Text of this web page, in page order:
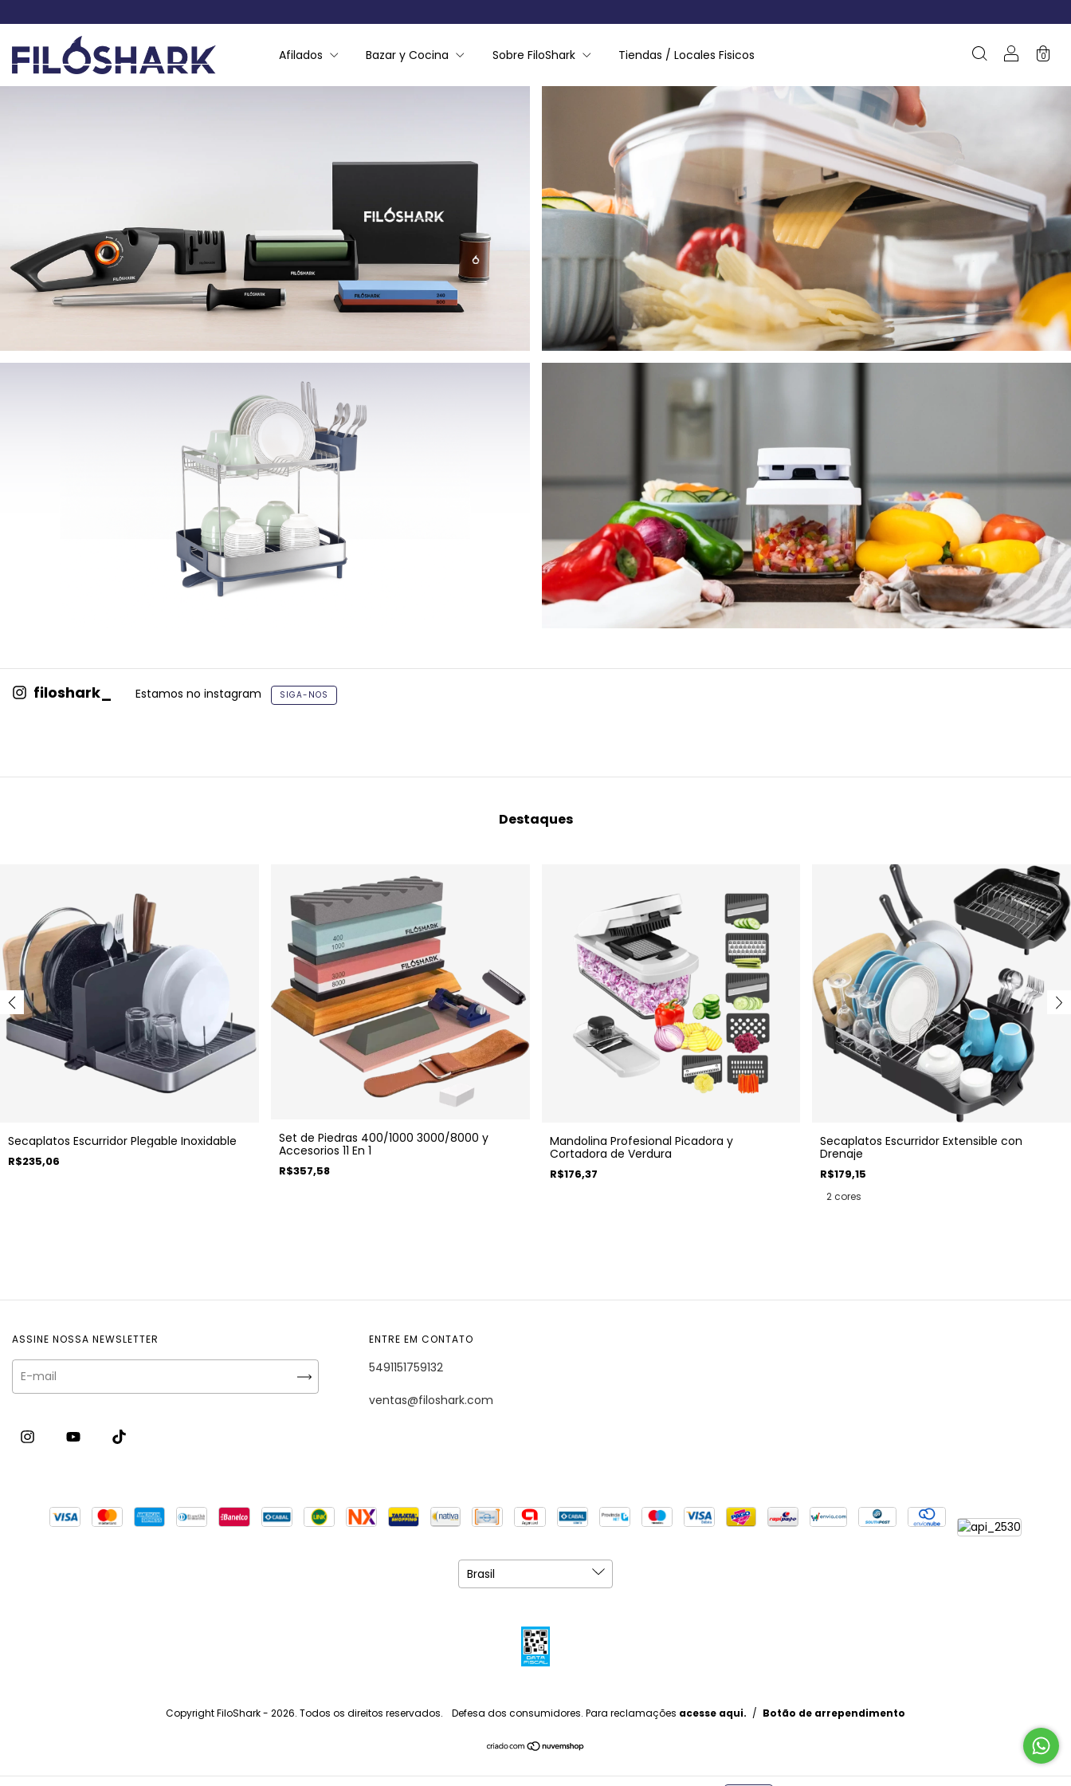
Afilados Bazar y Cocina Sobre FiloShark Tiendas / Locales Fisicos 0
filoshark_ Estamos no instagram SIGA-NOS
Destaques
Secaplatos Escurridor Plegable Inoxidable
R$235,06
Set de Piedras 400/1000 3000/8000 y
Accesorios 11 En 1
R$357,58
Mandolina Profesional Picadora y
Cortadora de Verdura
R$176,37
Secaplatos Escurridor Extensible con
Drenaje
R$179,15
2 cores
ASSINE NOSSA NEWSLETTER ENTRE EM CONTATO
5491151759132
ventas@filoshark.com
Copyright FiloShark - 2026. Todos os direitos reservados. Defesa dos consumidores. Para reclamações acesse aqui. / Botão de arrependimento